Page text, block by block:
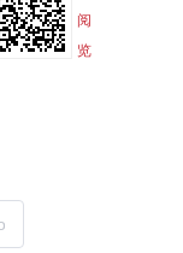
阅
览